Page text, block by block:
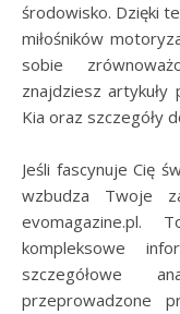
środowisko. Dzięki
miłośników
sobie
znajdziesz artykuły
Kia oraz szczegóły
Jeśli fascynuje Cię
wzbudza Twoje
kompleksowe
szczegółowe
przeprowadzone